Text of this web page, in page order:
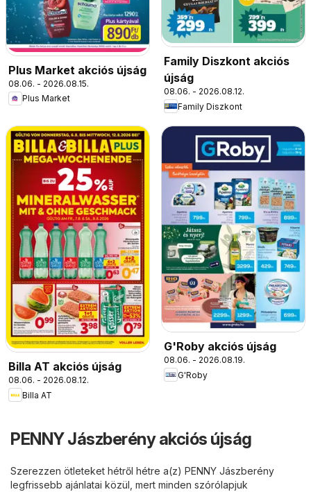
Plus Market akciós újság
08.06. - 2026.08.15.
Plus Market
Family Diszkont akciós
újság
08.06. - 2026.08.12.
Family Diszkont
Billa AT akciós újság
08.06. - 2026.08.12.
Billa AT
G'Roby akciós újság
08.06. - 2026.08.19.
G'Roby
PENNY Jászberény akciós újság
Szerezzen ötleteket hétről hétre a(z) PENNY Jászberény
legfrissebb ajánlatai közül, mert minden szórólapjuk